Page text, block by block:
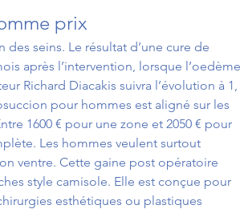
prix
seins. Le résultat d’une cure de
après l’intervention, lorsque l’oedème
Richard Diacakis suivra l’évolution à 1,
pour hommes est aligné sur les
1600 € pour une zone et 2050 € pour
Les hommes veulent surtout
ventre. Cette gaine post opératoire
style camisole. Elle est conçue pour
esthétiques ou plastiques